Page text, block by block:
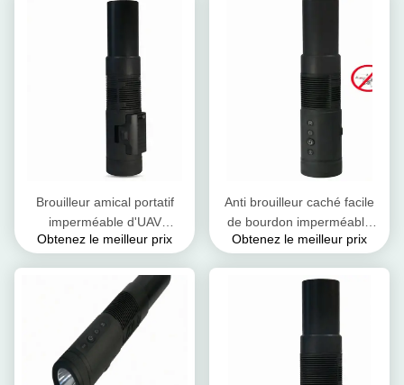
Brouilleur amical portatif
imperméable d'UAV
d'utilisation de Mini Size Anti
Obtenez le meilleur prix
Anti brouilleur caché facile
de bourdon imperméable
pour des UAV de bourdons
Obtenez le meilleur prix